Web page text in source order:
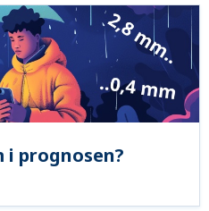
i prognosen?